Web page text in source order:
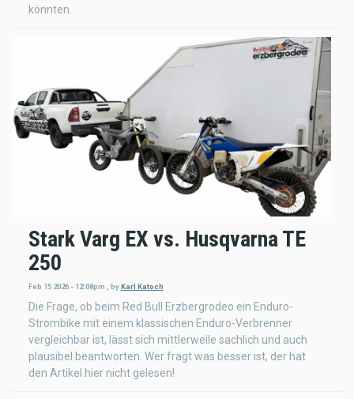
könnten.
Stark Varg EX vs. Husqvarna TE
250
Feb 15 2026 - 12:08pm byKarl Katoch
Die Frage, ob beim Red Bull Erzbergrodeo ein Enduro-
Strombike mit einem klassischen Enduro-Verbrenner
vergleichbar ist, lässt sich mittlerweile sachlich und auch
plausibel beantworten. Wer fragt was besser ist, der hat
den Artikel hier nicht gelesen!